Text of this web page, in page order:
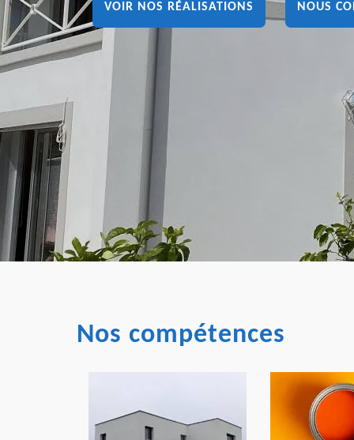
VOIR NOS RÉALISATIONS NOUS
Nos compétences